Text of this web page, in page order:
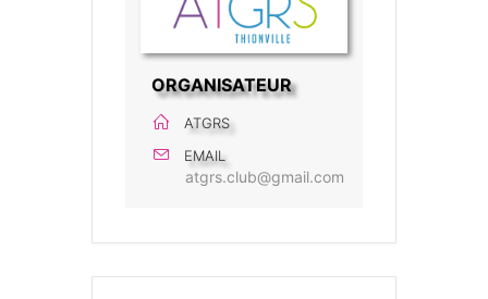
ORGANISATEUR
ATGRS
EMAIL
atgrs.club@gmail.com